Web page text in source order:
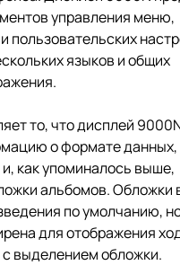
управления меню,
пользовательских
языков и общих
то, что дисплей
о формате данных,
как упоминалось выше,
альбомов. Обложки
по умолчанию,
для отображения
выделением обложки.